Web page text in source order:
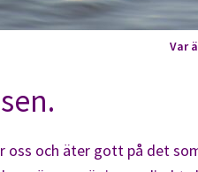
Var
oss och äter gott på det